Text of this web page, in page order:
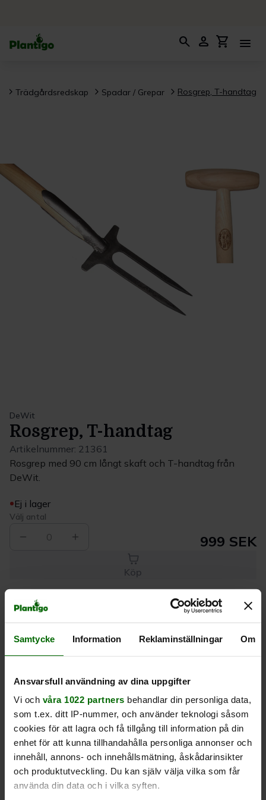
Samtycke Information Reklaminställningar Om
Ansvarsfull användning av dina uppgifter
Vi och våra 1022 partners behandlar din personliga data,
som t.ex. ditt IP-nummer, och använder teknologi såsom
cookies för att lagra och få tillgång till information på din
enhet för att kunna tillhandahålla personliga annonser och
innehåll, annons- och innehållsmätning, åskådarinsikter
och produktutveckling. Du kan själv välja vilka som får
använda din data och i vilka syften.
search person shopping_cart menu
Trädgårdsredskap Spadar / Grepar Rosgrep, T-handtag
DeWit
Rosgrep, T-handtag
Artikelnummer: 21361
Rosgrep med 90 cm långt skaft och T-handtag från
DeWit.
Ej i lager
Välj antal
0 999 SEK
Köp
Leverans 1-
3 dagar
Kvalitet till
rätt pris
Eget lager allt i
en leverans
Produktrecensioner
Liknande produkter